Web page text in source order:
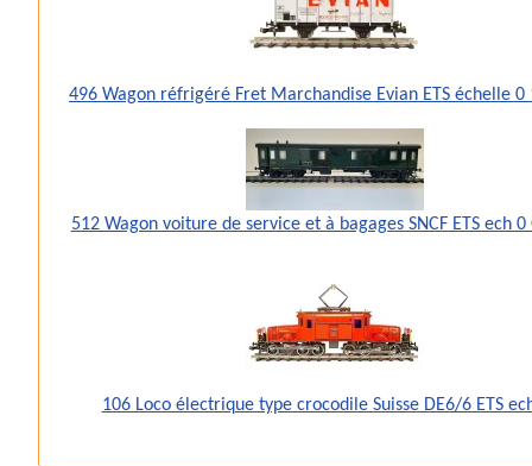
496 Wagon réfrigéré Fret Marchandise Evian ETS échelle 0
512 Wagon voiture de service et à bagages SNCF ETS ech
106 Loco électrique type crocodile Suisse DE6/6 ETS